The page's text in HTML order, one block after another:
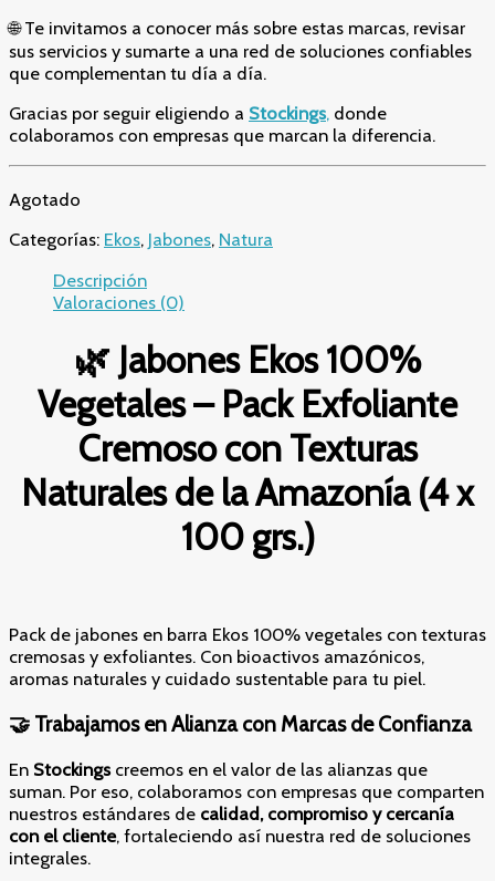
🌐 Te invitamos a conocer más sobre estas marcas, revisar
sus servicios y sumarte a una red de soluciones confiables
que complementan tu día a día.
Gracias por seguir eligiendo a Stockings, donde
colaboramos con empresas que marcan la diferencia.
Agotado
Categorías: Ekos, Jabones, Natura
Descripción
Valoraciones (0)
🌿 Jabones Ekos 100%
Vegetales – Pack Exfoliante
Cremoso con Texturas
Naturales de la Amazonía (4 x
100 grs.)
Pack de jabones en barra Ekos 100% vegetales con texturas
cremosas y exfoliantes. Con bioactivos amazónicos,
aromas naturales y cuidado sustentable para tu piel.
🤝 Trabajamos en Alianza con Marcas de Confianza
En Stockingscreemos en el valor de las alianzas que
suman. Por eso, colaboramos con empresas que comparten
nuestros estándares de calidad, compromiso y cercanía
con el cliente, fortaleciendo así nuestra red de soluciones
integrales.